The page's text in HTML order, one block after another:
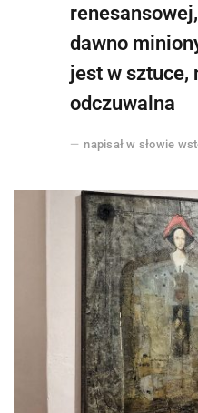
dawno
jest w sztuce,
odczuwalna
napisał w słowie